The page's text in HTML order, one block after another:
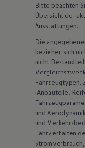
Bitte beachten
Übersicht der
Ausstattungen.
Die
beziehen sich
nicht
Fahrzeugtypen.
(Anbauteile,
und
und
Fahrverhalten
Stromverbrauch,